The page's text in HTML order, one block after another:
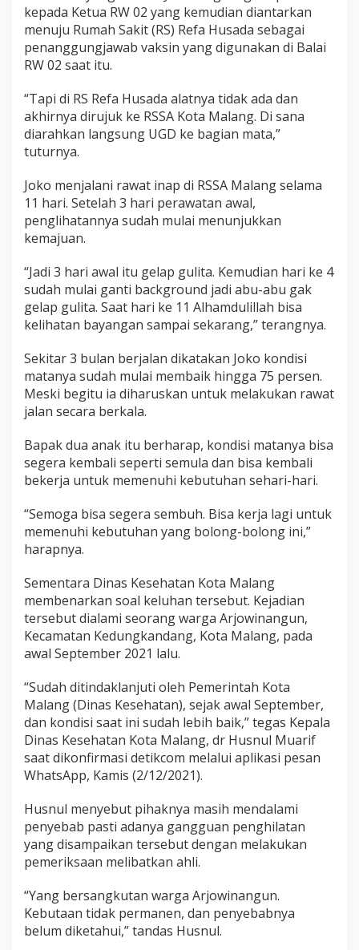
kepada Ketua RW 02 yang kemudian diantarkan
menuju Rumah Sakit (RS) Refa Husada sebagai
penanggungjawab vaksin yang digunakan di Balai
RW 02 saat itu.
“Tapi di RS Refa Husada alatnya tidak ada dan
akhirnya dirujuk ke RSSA Kota Malang. Di sana
diarahkan langsung UGD ke bagian mata,”
tuturnya.
Joko menjalani rawat inap di RSSA Malang selama
11 hari. Setelah 3 hari perawatan awal,
penglihatannya sudah mulai menunjukkan
kemajuan.
“Jadi 3 hari awal itu gelap gulita. Kemudian hari ke 4
sudah mulai ganti background jadi abu-abu gak
gelap gulita. Saat hari ke 11 Alhamdulillah bisa
kelihatan bayangan sampai sekarang,” terangnya.
Sekitar 3 bulan berjalan dikatakan Joko kondisi
matanya sudah mulai membaik hingga 75 persen.
Meski begitu ia diharuskan untuk melakukan rawat
jalan secara berkala.
Bapak dua anak itu berharap, kondisi matanya bisa
segera kembali seperti semula dan bisa kembali
bekerja untuk memenuhi kebutuhan sehari-hari.
“Semoga bisa segera sembuh. Bisa kerja lagi untuk
memenuhi kebutuhan yang bolong-bolong ini,”
harapnya.
Sementara Dinas Kesehatan Kota Malang
membenarkan soal keluhan tersebut. Kejadian
tersebut dialami seorang warga Arjowinangun,
Kecamatan Kedungkandang, Kota Malang, pada
awal September 2021 lalu.
“Sudah ditindaklanjuti oleh Pemerintah Kota
Malang (Dinas Kesehatan), sejak awal September,
dan kondisi saat ini sudah lebih baik,” tegas Kepala
Dinas Kesehatan Kota Malang, dr Husnul Muarif
saat dikonfirmasi detikcom melalui aplikasi pesan
WhatsApp, Kamis (2/12/2021).
Husnul menyebut pihaknya masih mendalami
penyebab pasti adanya gangguan penghilatan
yang disampaikan tersebut dengan melakukan
pemeriksaan melibatkan ahli.
“Yang bersangkutan warga Arjowinangun.
Kebutaan tidak permanen, dan penyebabnya
belum diketahui,” tandas Husnul.